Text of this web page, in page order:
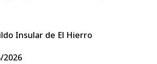
Insular de El Hierro
2026